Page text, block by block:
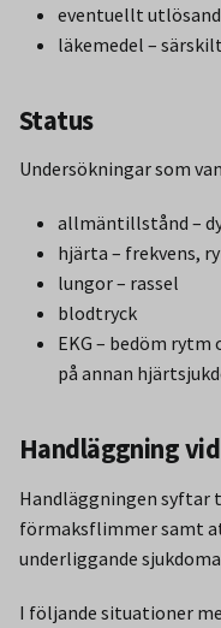
eventuellt
läkemedel –
Status
Undersökningar som
allmäntillstånd –
hjärta – frekvens,
lungor – rassel
blodtryck
EKG – bedöm
på annan
Handläggning
Handläggningen
förmaksflimmer samt
underliggande
I följande situationer